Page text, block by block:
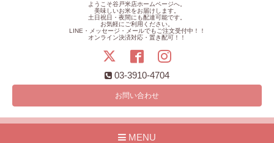
ようこそ谷戸米店ホームページへ。
美味しいお米をお届けします。
土日祝日・夜間にも配達可能です。
お気軽にご利用ください。
LINE・メッセージ・メールでもご注文受付中！！
オンライン決済対応・置き配可！！
03-3910-4704
お問い合わせ
MENU